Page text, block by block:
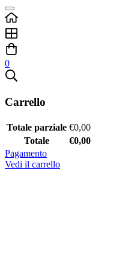
0
Carrello
Totale parziale €0,00
Totale
€0,00
Pagamento
Vedi il carrello